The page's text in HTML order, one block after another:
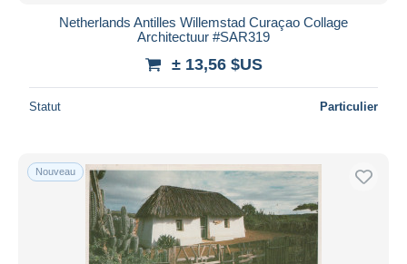
iDeal
Netherlands Antilles Willemstad Curaçao Collage
Architectuur #SAR319
± 13,56 $US
Statut Particulier
Nouveau